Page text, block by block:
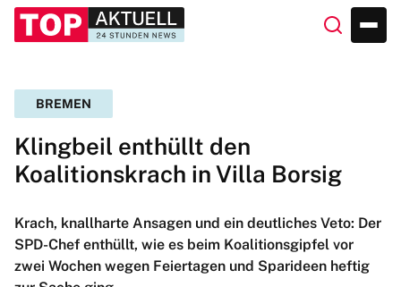
BREMEN
Klingbeil enthüllt den
Koalitionskrach in Villa Borsig
Krach, knallharte Ansagen und ein deutliches Veto: Der
SPD-Chef enthüllt, wie es beim Koalitionsgipfel vor
zwei Wochen wegen Feiertagen und Sparideen heftig